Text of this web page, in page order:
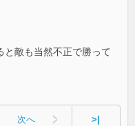
と敵も当然不正で勝って
次へ >|